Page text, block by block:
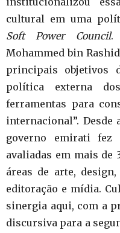
cultural em uma
Soft Power Council.
Mohammed bin
principais objetivos
política externa
ferramentas para
internacional”. Desde
governo emirati fez
avaliadas em mais de
áreas de arte,
editoração e mídia.
sinergia aqui, com a
discursiva para a